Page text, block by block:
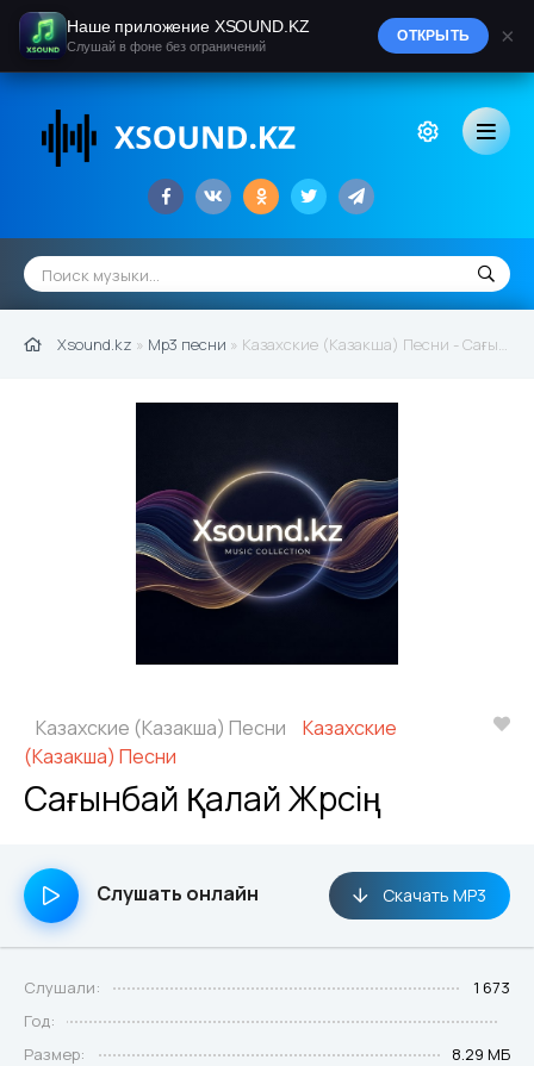
Xsound.kz » Mp3 песни » Казахские (Казакша) Песни - Сағынбай Қалай Жүрсің
Казахские (Казакша) Песни
Казахские
(Казакша) Песни
Сағынбай Қалай Жүрсің
Слушать онлайн Скачать MP3
Слушали:
1 673
Год:
Размер:
8.29 МБ
Наше приложение XSOUND.KZ
Слушай в фоне без ограничений
ОТКРЫТЬ ×